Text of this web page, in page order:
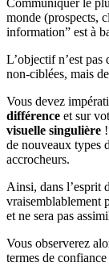
monde (prospects,
information” est à
L’objectif n’est pas
non-ciblées, mais
Vous devez
différence et sur
visuelle singulière
de nouveaux types
accrocheurs.
Ainsi, dans l’esprit
vraisemblablement
et ne sera pas
Vous observerez
termes de